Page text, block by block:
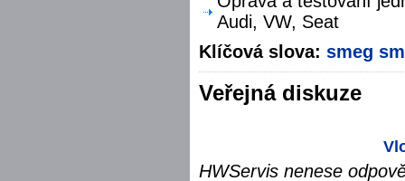
Audi, VW, Seat
Klíčová slova: smeg
Veřejná diskuze
HWServis nenese